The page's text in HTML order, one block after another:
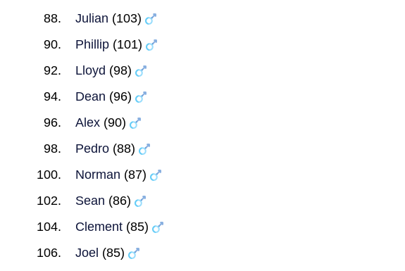
Julian (103)
Phillip(101)
Lloyd (98)
Dean (96)
Alex(90)
Pedro(88)
Norman (87)
Sean (86)
Clement(85)
Joel (85)